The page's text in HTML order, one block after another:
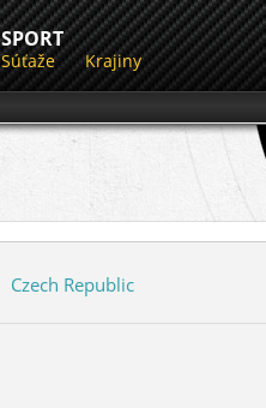
SPORT
Súťaže Krajiny
Czech Republic